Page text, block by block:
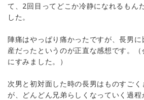
て、2回目ってどこか冷静になれるもん
した。
陣痛はやっぱり痛かったですが、長男
産だったというのが正直な感想です。
にすみました。）
次男と初対面した時の長男はものすご
が、どんどん兄弟らしくなっていく過